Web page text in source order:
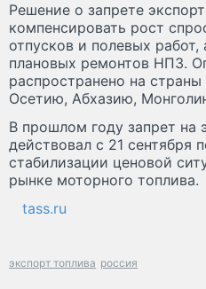
Решение о запрете
компенсировать рост
отпусков и полевых
плановых ремонтов НПЗ.
распространено на
Осетию, Абхазию,
В прошлом году запрет на
действовал с 21 сентября
стабилизации ценовой
рынке моторного топлива.
tass.ru
экспорт топлива россия